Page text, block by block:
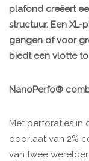
plafond creëert
structuur. Een
gangen of voor
biedt een vlotte
NanoPerfo®
Met perforaties in
doorlaat van 2%
van twee